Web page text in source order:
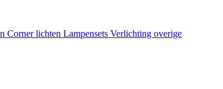
Corner lichten Lampensets Verlichting overige